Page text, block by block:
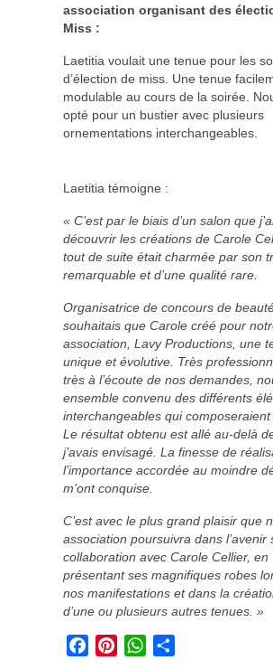
association organisant des
Miss :
Laetitia voulait une tenue pour les
d’élection de miss. Une tenue
modulable au cours de la soirée.
opté pour un bustier avec plusieurs
ornementations interchangeables.
Laetitia témoigne :
« C’est par le biais d’un salon que
découvrir les créations de Carole
tout de suite était charmée par son
remarquable et d’une qualité rare.
Organisatrice de concours de
souhaitais que Carole créé pour
association, Lavy Productions, une
unique et évolutive. Très
très à l’écoute de nos demandes,
ensemble convenu des différents
interchangeables qui composeraient
Le résultat obtenu est allé au-delà
j’avais envisagé. La finesse de
l’importance accordée au moindre
m’ont conquise.
C’est avec le plus grand plaisir que
association poursuivra dans l’avenir
collaboration avec Carole Cellier, en
présentant ses magnifiques robes
nos manifestations et dans la
d’une ou plusieurs autres tenues. »
FacebookPinterestWhatsApp